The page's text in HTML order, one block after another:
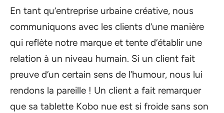
En tant qu’entreprise urbaine créative, nous
communiquons avec les clients d’une manière
qui reflète notre marque et tente d’établir une
relation à un niveau humain. Si un client fait
preuve d’un certain sens de l’humour, nous lui
rendons la pareille ! Un client a fait remarquer
que sa tablette Kobo nue est si froide sans son